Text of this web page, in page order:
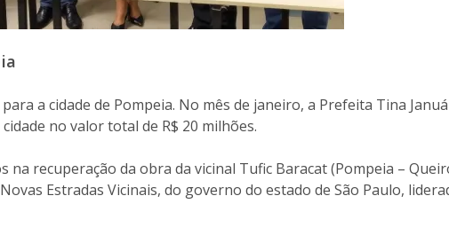
a cidade de Pompeia. No mês de janeiro, a Prefeita Tina
no valor total de R$ 20 milhões.
na recuperação da obra da vicinal Tufic Baracat (Pompeia –
Estradas Vicinais, do governo do estado de São Paulo,